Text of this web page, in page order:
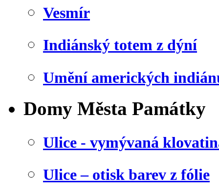
Vesmír
Indiánský totem z dýní
Umění amerických
Domy Města Památky
Ulice - vymývaná
Ulice – otisk barev z fólie